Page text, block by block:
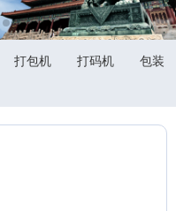
打包机 打码机
包装